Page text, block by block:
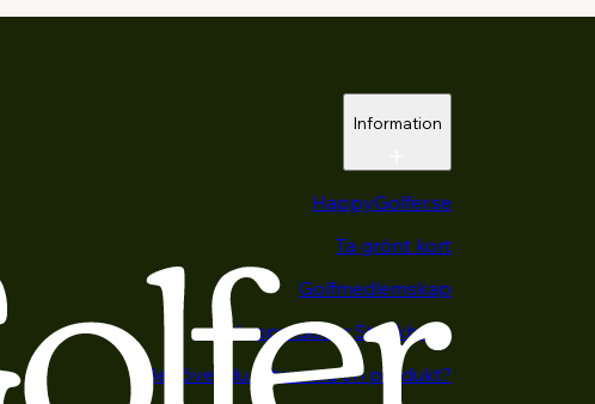
Information
HappyGolfer.se
Ta grönt kort
Golfmedlemskap
Happy Golfer Stockholm
Behöver du returnera en produkt?